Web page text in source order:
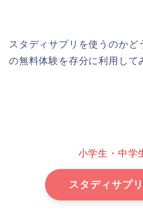
スタディサプリを使うのかど
の無料体験を存分に利用して
小学生・中学
スタディサプ